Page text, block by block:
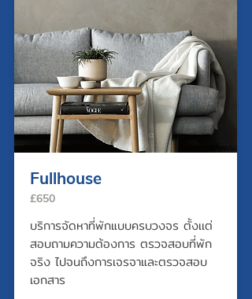
Fullhouse
£650
บริการจัดหาที่พักแบบครบวงจร ตั้งเเต่
สอบถามความต้องการ ตรวจสอบที่พัก
จริง ไปจนถึงการเจรจาและตรวจสอบ
เอกสาร